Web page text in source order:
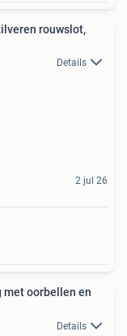
rouwslot,
Details
2 jul 26
oorbellen en
Details